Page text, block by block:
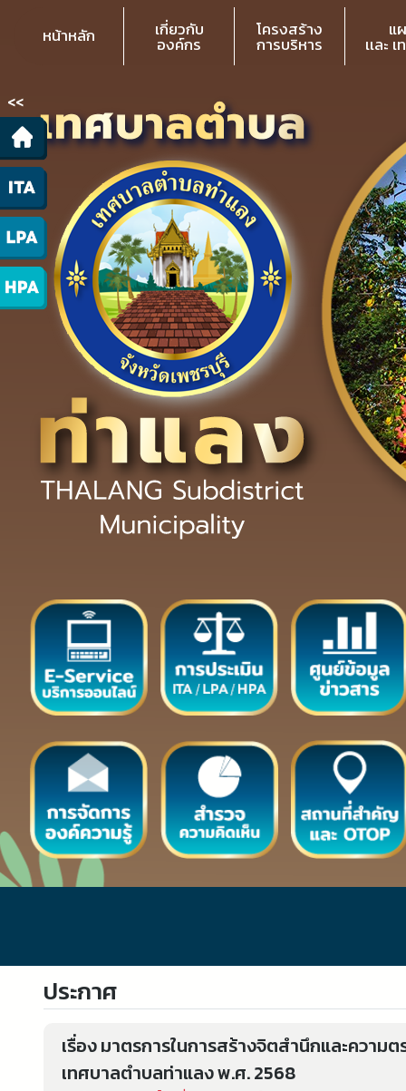
<<
หน้าหลัก เกี่ยวกับ
องค์กร
โครงสร้าง
การบริหาร
แ
เเละ
ประกาศ
เรื่อง มาตรการในการสร้างจิตสำนึกและควา
เทศบาลตำบลท่าแลง พ.ศ. 2568